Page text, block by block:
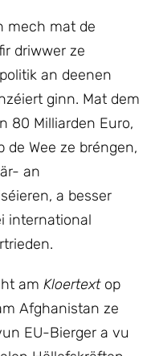
mech mat de
driwwer ze
an deenen
ginn. Mat dem
80 Milliarden Euro,
Wee ze bréngen,
an
a besser
international
am Kloertextop
Afghanistan ze
EU-Bierger a vu